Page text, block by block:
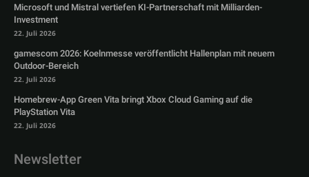
Microsoft und Mistral vertiefen KI-Partnerschaft mit Milliarden-
Investment
22. Juli 2026
gamescom 2026: Koelnmesse veröffentlicht Hallenplan mit neuem
Outdoor-Bereich
22. Juli 2026
Homebrew-App Green Vita bringt Xbox Cloud Gaming auf die
PlayStation Vita
22. Juli 2026
Newsletter